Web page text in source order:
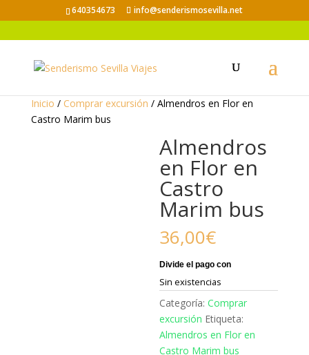
640354673 info@senderismosevilla.net
Inicio / Comprar excursión / Almendros en Flor en
Castro Marim bus
Almendros
en Flor en
Castro
Marim bus
36,00€
Sin existencias
Categoría:Comprar
excursión Etiqueta:
Almendros en Flor en
Castro Marim bus